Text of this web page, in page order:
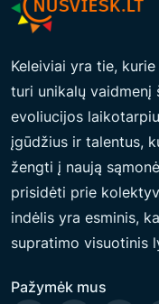
Keleiviai yra tie,
turi unikalų vaidmenį
evoliucijos
įgūdžius ir talentus,
žengti į naują
prisidėti prie
indėlis yra esminis,
supratimo visuotinis
Pažymėk mus